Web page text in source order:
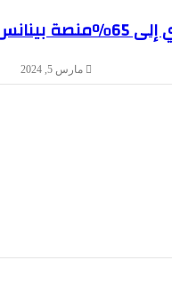
منصة
مارس 5, 2024